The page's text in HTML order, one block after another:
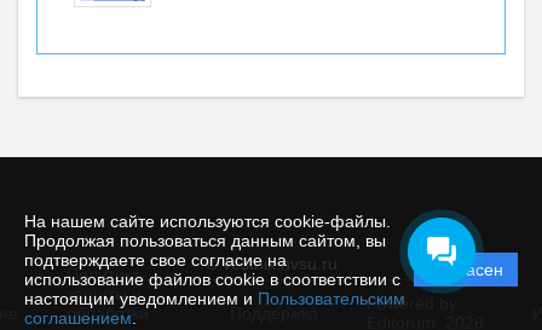
На нашем сайте используются cookie-файлы.
Продолжая пользоваться данным сайтом, вы
подтверждаете свое согласие на
использование файлов cookie в соответствии с
настоящим уведомлением и Пользовательским
соглашением
Согласен
© vestnik.nvsu.ru
Политика
защиты и
обработки
Powered by